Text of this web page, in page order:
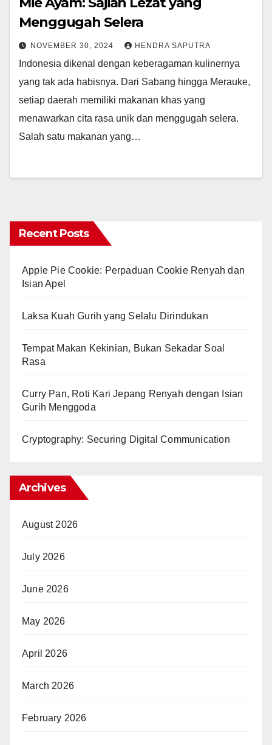
Menggugah Selera
NOVEMBER 30, 2024 HENDRA SAPUTRA
Indonesia dikenal dengan keberagaman kulinernya
yang tak ada habisnya. Dari Sabang hingga Merauke,
setiap daerah memiliki makanan khas yang
menawarkan cita rasa unik dan menggugah selera.
Salah satu makanan yang…
Recent Posts
Apple Pie Cookie: Perpaduan Cookie Renyah dan
Isian Apel
Laksa Kuah Gurih yang Selalu Dirindukan
Tempat Makan Kekinian, Bukan Sekadar Soal
Rasa
Curry Pan, Roti Kari Jepang Renyah dengan Isian
Gurih Menggoda
Cryptography: Securing Digital Communication
Archives
August 2026
July 2026
June 2026
May 2026
April 2026
March 2026
February 2026